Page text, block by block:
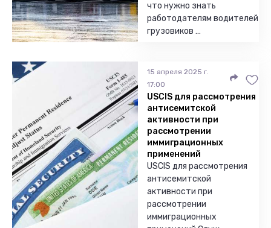
что нужно знать
работодателям водителей
грузовиков …
15 апреля 2025 г.
17:00
USCIS для рассмотрения
антисемитской
активности при
рассмотрении
иммиграционных
применений
USCIS для рассмотрения
антисемитской
активности при
рассмотрении
иммиграционных